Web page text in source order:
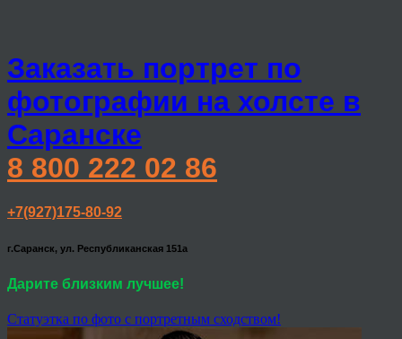
Заказать портрет по
фотографии на холсте в
Саранске
8 800 222 02 86
+7(927)175-80-92
г.Саранск, ул. Республиканская 151а
Дарите близким лучшее!
Статуэтка по фото с портретным сходством!